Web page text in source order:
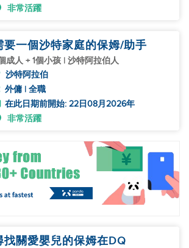
非常活躍
要一個沙特家庭的保姆/助手
成人 + 1個小孩 | 沙特阿拉伯人
沙特阿拉伯
外傭 | 全職
在此日期前開始: 22日08月2026年
非常活躍
找關愛嬰兒的保姆在DQ